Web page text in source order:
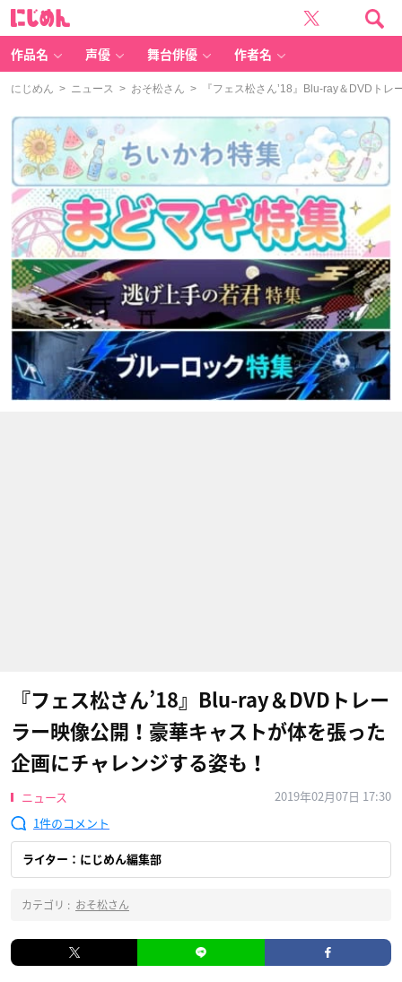
作品名 声優 舞台俳優 作者名
にじめん > ニュース > おそ松さん > 『フェス松さん’18』Blu-ray＆DVDトレ
『フェス松さん’18』Blu-ray＆DVDトレー
ラー映像公開！豪華キャストが体を張った
企画にチャレンジする姿も！
ニュース
2019年02月07日 17:30
1
ライター：にじめん編集部
カテゴリ : おそ松さん